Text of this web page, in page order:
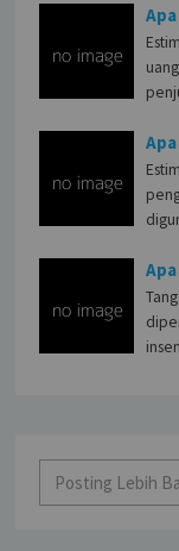
Posting Lebih